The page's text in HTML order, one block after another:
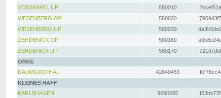
VOßWINKEL UP
580010
WESENBERG OP
580020
WESENBERG UP
580030
ZEHDENICK OP
580160
ZEHDENICK UP
580170
ORKE
DALWIGKSTHAL
42840453
KLEINES HAFF
KARLSHAGEN
9690085